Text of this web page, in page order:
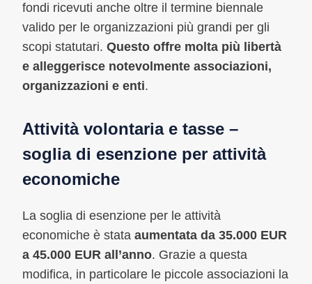
fondi ricevuti anche oltre il termine biennale
valido per le organizzazioni più grandi per gli
scopi statutari. Questo offre molta più libertà
e alleggerisce notevolmente associazioni,
organizzazioni e enti.
Attività volontaria e tasse –
soglia di esenzione per attività
economiche
La soglia di esenzione per le attività
economiche è stata aumentata da 35.000 EUR
a 45.000 EUR all’anno. Grazie a questa
modifica, in particolare le piccole associazioni la